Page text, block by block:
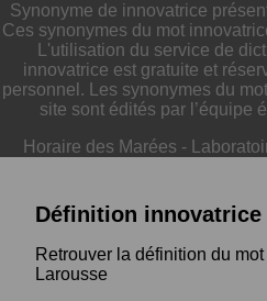
Synonyme de innovatrice
Ces synonymes du mot
L'utilisation du service de
innovatrice est gratuite et
personnel. Les synonymes du
site sont édités par l’équipe
Horaire des Marées -
Définition innovatrice
Retrouver la définition du mot
Larousse